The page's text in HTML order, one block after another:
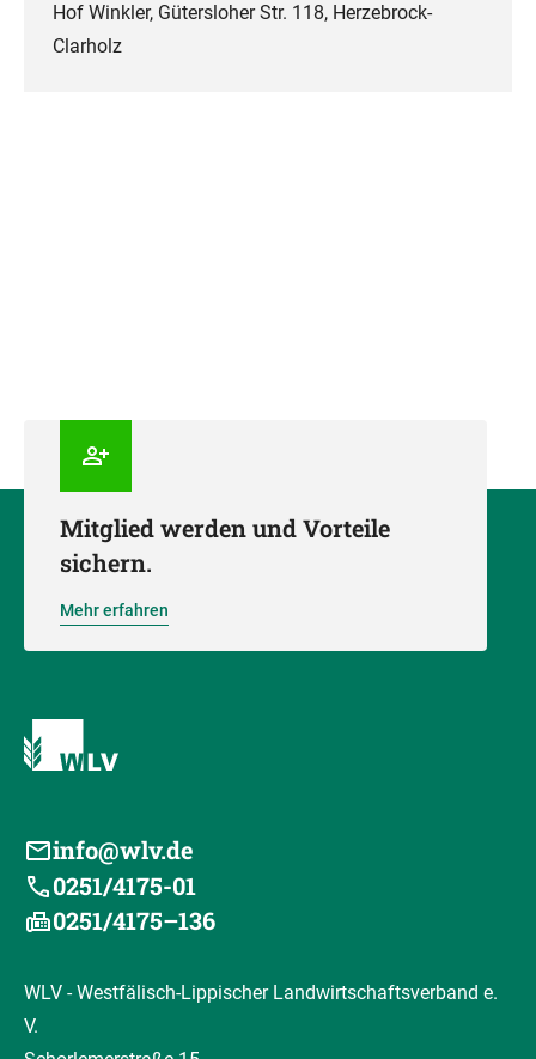
Hof Winkler, Gütersloher Str. 118, Herzebrock-
Clarholz
Mitglied werden und Vorteile
sichern.
Mehr erfahren
info@wlv.de
0251/4175-01
0251/4175–136
WLV - Westfälisch-Lippischer Landwirtschaftsverband e.
V.